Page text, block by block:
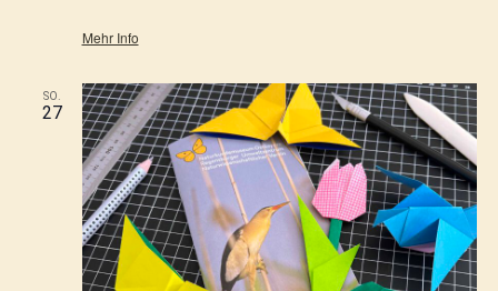
Mehr Info
SO.
27